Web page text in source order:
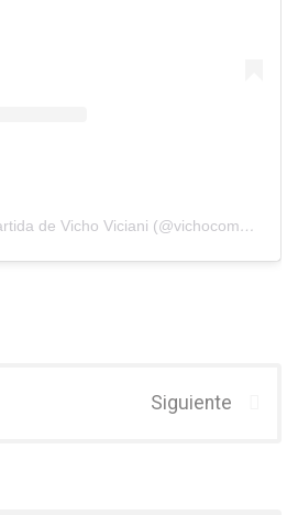
Una publicación compartida de Vicho Viciani (@vichocomediante)
Siguiente